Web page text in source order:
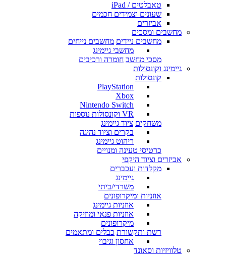
טאבלטים / iPad
שעונים וצמידים חכמים
אביזרים
מחשבים ומסכים
מחשבים ניידים מחשבים נייחים
מחשבי גיימינג
מסכי מחשב חומרה ורכיבים
גיימינג וקונסולות
קונסולות
PlayStation
Xbox
Nintendo Switch
VR וקונסולות נוספות
משחקים ציוד גיימינג
בקרים וציוד נהיגה
ריהוט גיימינג
כרטיסי טעינה ומנויים
אביזרים וציוד היקפי
מקלדות ועכברים
גיימינג
משרדי/ביתי
אוזניות ומיקרופונים
אוזניות גיימינג
אוזניות פנאי ומוזיקה
מיקרופונים
רשת ותקשורת כבלים ומתאמים
אחסון וגיבוי
טלוויזיות וסאונד